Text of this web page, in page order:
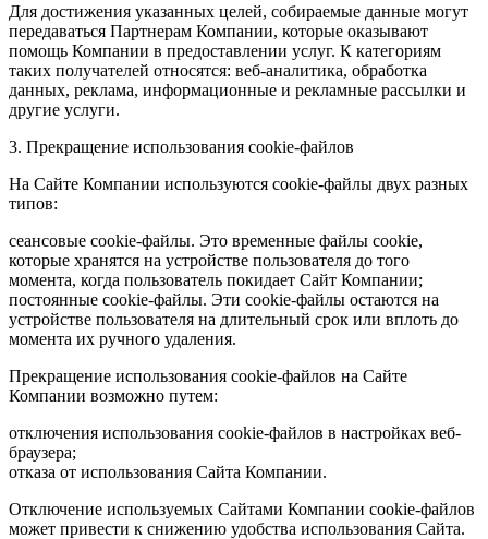
Для достижения указанных целей, собираемые данные могут
передаваться Партнерам Компании, которые оказывают
помощь Компании в предоставлении услуг. К категориям
таких получателей относятся: веб-аналитика, обработка
данных, реклама, информационные и рекламные рассылки и
другие услуги.
3. Прекращение использования cookie-файлов
На Сайте Компании используются cookie-файлы двух разных
типов:
сеансовые cookie-файлы. Это временные файлы cookie,
которые хранятся на устройстве пользователя до того
момента, когда пользователь покидает Сайт Компании;
постоянные cookie-файлы. Эти cookie-файлы остаются на
устройстве пользователя на длительный срок или вплоть до
момента их ручного удаления.
Прекращение использования cookie-файлов на Сайте
Компании возможно путем:
отключения использования cookie-файлов в настройках веб-
браузера;
отказа от использования Сайта Компании.
Отключение используемых Сайтами Компании cookie-файлов
может привести к снижению удобства использования Сайта.